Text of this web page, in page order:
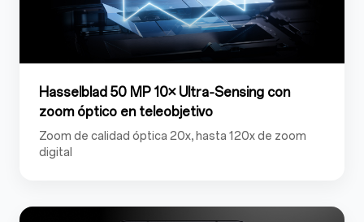
Hasselblad 50 MP 10× Ultra‑Sensing con
zoom óptico en teleobjetivo
Zoom de calidad óptica 20x, hasta 120x de zoom
digital